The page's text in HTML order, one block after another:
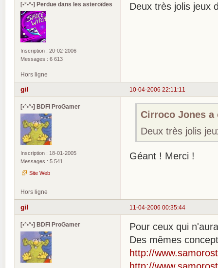
[•°•°•] Perdue dans les asteroïdes
Inscription : 20-02-2006
Messages : 6 613
Deux très jolis jeux
Hors ligne
10-04-2006 22:11:11
gil
[•°•°•] BDFI ProGamer
Inscription : 18-01-2005
Messages : 5 541
Site Web
Cirroco Jones a
Deux très jolis
Géant ! Merci !
Hors ligne
11-04-2006 00:35:44
gil
[•°•°•] BDFI ProGamer
Pour ceux qui
Des mêmes
http://